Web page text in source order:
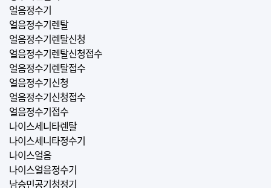
얼음정수기
얼음정수기렌탈
얼음정수기렌탈신청
얼음정수기렌탈신청접수
얼음정수기렌탈접수
얼음정수기신청
얼음정수기신청접수
얼음정수기접수
나이스세니타렌탈
나이스세니타정수기
나이스얼음
나이스얼음정수기
남승민공기청정기